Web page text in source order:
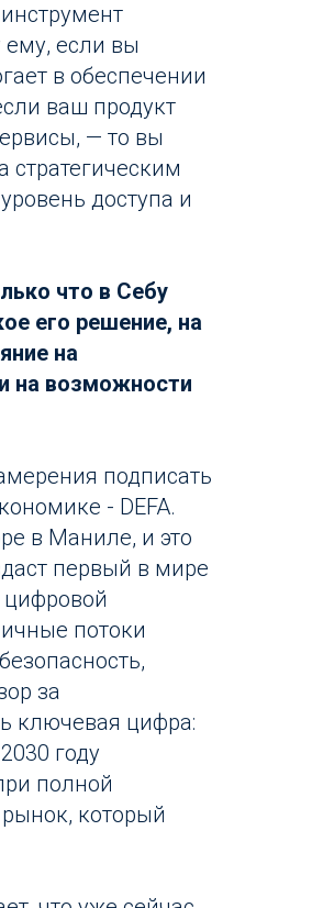
ему, если вы
в обеспечении
ваш продукт
— то вы
стратегическим
доступа и
что в Себу
его решение, на
на
на возможности
подписать
- DEFA.
в Маниле, и это
первый в мире
потоки
за
ключевая цифра:
году
полной
который